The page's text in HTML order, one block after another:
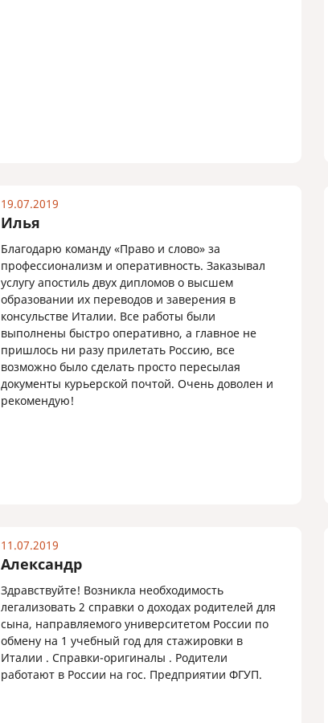
19.07.2019
Илья
Благодарю команду «Право и слово» за
профессионализм и оперативность. Заказывал
услугу апостиль двух дипломов о высшем
образовании их переводов и заверения в
консульстве Италии. Все работы были
выполнены быстро оперативно, а главное не
пришлось ни разу прилетать Россию, все
возможно было сделать просто пересылая
документы курьерской почтой. Очень доволен и
рекомендую!
11.07.2019
Александр
Здравствуйте! Возникла необходимость
легализовать 2 справки о доходах родителей для
сына, направляемого университетом России по
обмену на 1 учебный год для стажировки в
Италии . Справки-оригиналы . Родители
работают в России на гос. Предприятии ФГУП.